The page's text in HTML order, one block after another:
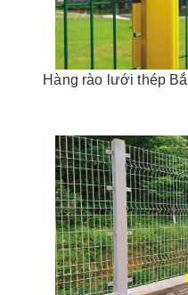
Hàng rào lưới thép